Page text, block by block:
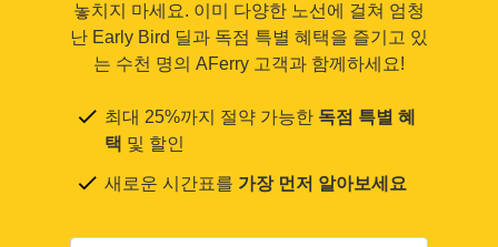
놓치지 마세요. 이미 다양한 노선에 걸쳐 엄청
난 Early Bird 딜과 독점 특별 혜택을 즐기고 있
는 수천 명의 AFerry 고객과 함께하세요!
최대 25%까지 절약 가능한 독점 특별 혜
택 및 할인
새로운 시간표를 가장 먼저 알아보세요